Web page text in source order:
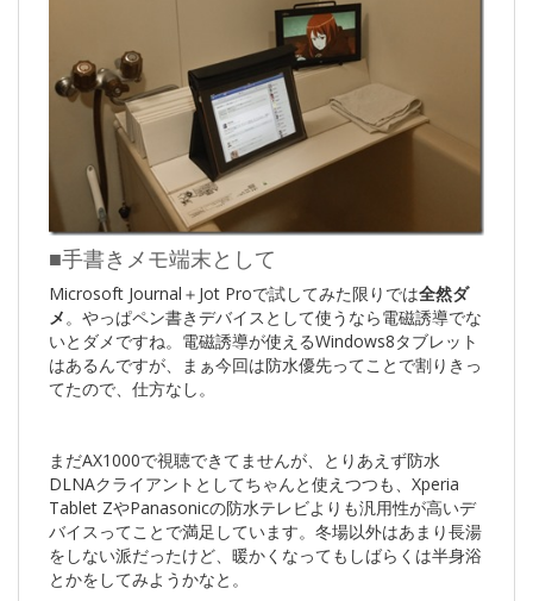
■手書きメモ端末として
Microsoft Journal＋Jot Proで試してみた限りでは全然ダ
メ。やっぱペン書きデバイスとして使うなら電磁誘導でな
いとダメですね。電磁誘導が使えるWindows8タブレット
はあるんですが、まぁ今回は防水優先ってことで割りきっ
てたので、仕方なし。
まだAX1000で視聴できてませんが、とりあえず防水
DLNAクライアントとしてちゃんと使えつつも、Xperia
Tablet ZやPanasonicの防水テレビよりも汎用性が高いデ
バイスってことで満足しています。冬場以外はあまり長湯
をしない派だったけど、暖かくなってもしばらくは半身浴
とかをしてみようかなと。